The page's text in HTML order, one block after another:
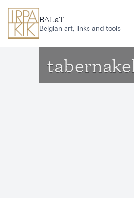
BALaT
Belgian art, links and tools